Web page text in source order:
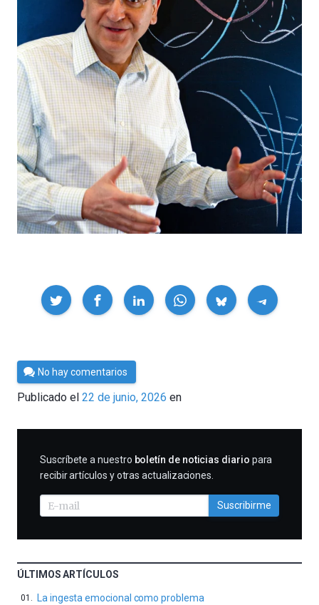
Compartir
Por
César
Tomé
No hay comentarios
Publicado el 22 de junio, 2026 en
SUSCRIBIRME
Suscríbete a nuestro boletín de noticias diario para
recibir artículos y otras actualizaciones.
Suscribirme
ÚLTIMOS ARTÍCULOS
La ingesta emocional como problema